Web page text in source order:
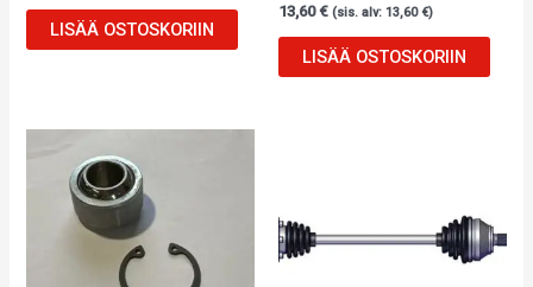
LISÄÄ OSTOSKORIIN
13,60€ (sis. alv: 13,60 €)
LISÄÄ OSTOSKORIIN